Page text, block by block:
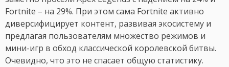
Fortnite – на 29%. При этом сама Fortnite активно
диверсифицирует контент, развивая экосистему и
предлагая пользователям множество режимов и
мини-игр в обход классической королевской битвы.
Очевидно, что это не спасает общую статистику.